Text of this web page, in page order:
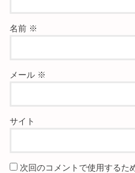
名前 ※
メール ※
サイト
次回のコメントで使用するた